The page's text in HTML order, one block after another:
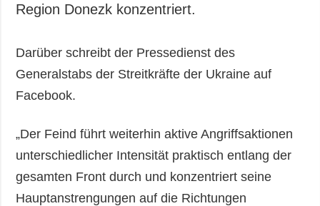
ZUSÄTZLICH
Interview
Fotos
Video
Fotobank
Region Donezk konzentriert.
Darüber schreibt der Pressedienst des
Generalstabs der Streitkräfte der Ukraine auf
Facebook.
„Der Feind führt weiterhin aktive Angriffsaktionen
unterschiedlicher Intensität praktisch entlang der
gesamten Front durch und konzentriert seine
Hauptanstrengungen auf die Richtungen